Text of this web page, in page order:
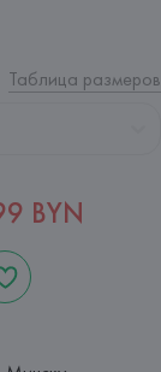
Таблица размеров
BYN